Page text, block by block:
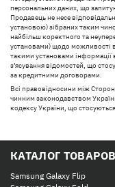
персональних даних, що
Продавець не несе
установою) зібраних таким
найбільш коректного та
установами) щодо можливості
такими установами
з’ясування відомостей, що
за кредитними договорами.
Всі правовідносини між
чинним законодавством
кодексу України, що
КАТАЛОГ ТОВАРОВ
Samsung Galaxy Flip